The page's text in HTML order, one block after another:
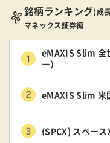
銘柄ランキング(成
マネックス証券編
eMAXIS Slim 全
ー）
eMAXIS Slim 米
(SPCX) スペース